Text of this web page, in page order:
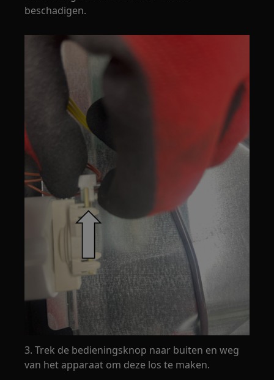
beschadigen.
3. Trek de bedieningsknop naar buiten en weg
van het apparaat om deze los te maken.